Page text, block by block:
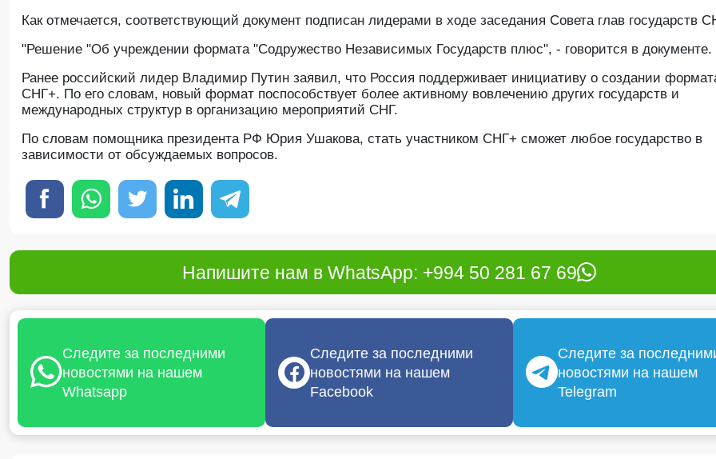
Как отмечается, соответствующий документ подписан лидерами в ходе заседания Совета глав государств
"Решение "Об учреждении формата "Содружество Независимых Государств плюс", - говорится в документе.
Ранее российский лидер Владимир Путин заявил, что Россия поддерживает инициативу о создании
СНГ+. По его словам, новый формат поспособствует более активному вовлечению других государств и
международных структур в организацию мероприятий СНГ.
По словам помощника президента РФ Юрия Ушакова, стать участником СНГ+ сможет любое государство в
зависимости от обсуждаемых вопросов.
Напишите нам в WhatsApp: +994 50 281 67 69
Следите за последними
новостями на нашем
Whatsapp
Следите за последними
новостями на нашем
Facebook
Следите за
новостями на нашем
Telegram